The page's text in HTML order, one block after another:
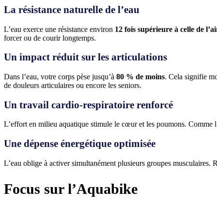
La résistance naturelle de l’eau
L’eau exerce une résistance environ 12 fois supérieure à celle de
forcer ou de courir longtemps.
Un impact réduit sur les articulations
Dans l’eau, votre corps pèse jusqu’à 80 % de moins. Cela signifie
de douleurs articulaires ou encore les seniors.
Un travail cardio-respiratoire renforcé
L’effort en milieu aquatique stimule le cœur et les poumons. Comme
Une dépense énergétique optimisée
L’eau oblige à activer simultanément plusieurs groupes musculaires.
Focus sur l’Aquabike